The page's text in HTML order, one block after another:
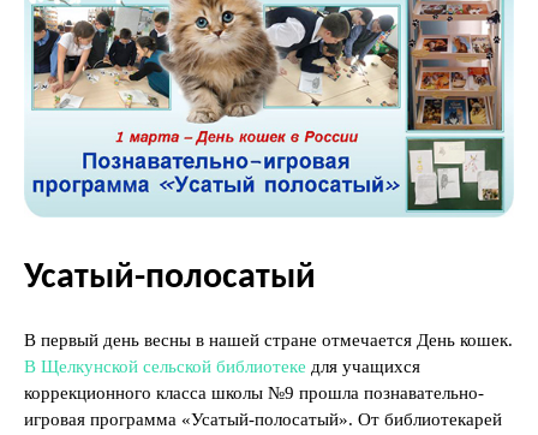
Усатый-полосатый
В первый день весны в нашей стране отмечается День кошек.
В Щелкунской сельской библиотеке для учащихся
коррекционного класса школы №9 прошла познавательно-
игровая программа «Усатый-полосатый». От библиотекарей